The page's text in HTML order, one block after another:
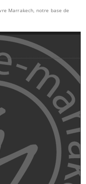
Marrakech, notre base de